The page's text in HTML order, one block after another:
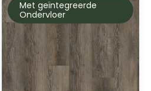
Met geïntegreerde
Ondervloer